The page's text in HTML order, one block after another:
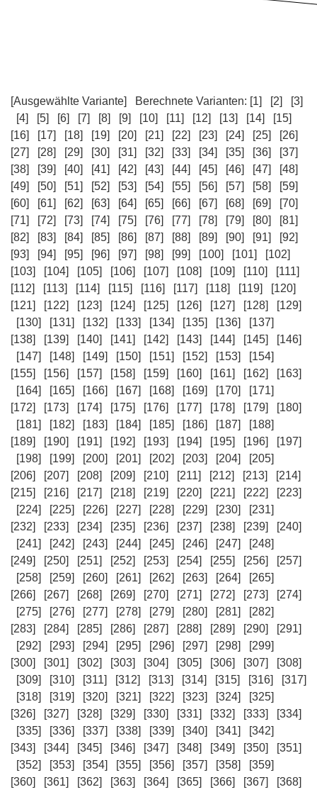
[Ausgewählte Variante] Berechnete Varianten: [1] [2]
[3]
[4]
[5] [6] [7] [8] [9] [10] [11] [12] [13] [14]
[15]
[16]
[17] [18] [19] [20] [21] [22] [23] [24] [25]
[26]
[27]
[28] [29] [30] [31] [32] [33] [34] [35] [36]
[37]
[38]
[39] [40] [41] [42] [43] [44] [45] [46] [47]
[48]
[49]
[50] [51] [52] [53] [54] [55] [56] [57] [58]
[59]
[60]
[61] [62] [63] [64] [65] [66] [67] [68] [69]
[70]
[71]
[72] [73] [74] [75] [76] [77] [78] [79] [80]
[81]
[82]
[83] [84] [85] [86] [87] [88] [89] [90] [91]
[92]
[93]
[94] [95] [96] [97] [98] [99] [100] [101]
[102]
[103]
[104] [105] [106] [107] [108] [109] [110]
[111]
[112]
[113] [114] [115] [116] [117] [118] [119]
[120]
[121]
[122] [123] [124] [125] [126] [127] [128]
[129]
[130]
[131] [132] [133] [134] [135] [136]
[137]
[138]
[139] [140] [141] [142] [143] [144] [145]
[146]
[147]
[148] [149] [150] [151] [152] [153]
[154]
[155]
[156] [157] [158] [159] [160] [161] [162]
[163]
[164]
[165] [166] [167] [168] [169] [170]
[171]
[172]
[173] [174] [175] [176] [177] [178] [179]
[180]
[181]
[182] [183] [184] [185] [186] [187]
[188]
[189]
[190] [191] [192] [193] [194] [195] [196]
[197]
[198]
[199] [200] [201] [202] [203] [204]
[205]
[206]
[207] [208] [209] [210] [211] [212] [213]
[214]
[215]
[216] [217] [218] [219] [220] [221] [222]
[223]
[224]
[225] [226] [227] [228] [229] [230]
[231]
[232]
[233] [234] [235] [236] [237] [238] [239]
[240]
[241]
[242] [243] [244] [245] [246] [247]
[248]
[249]
[250] [251] [252] [253] [254] [255] [256]
[257]
[258]
[259] [260] [261] [262] [263] [264]
[265]
[266]
[267] [268] [269] [270] [271] [272] [273]
[274]
[275]
[276] [277] [278] [279] [280] [281]
[282]
[283]
[284] [285] [286] [287] [288] [289] [290]
[291]
[292]
[293] [294] [295] [296] [297] [298]
[299]
[300]
[301] [302] [303] [304] [305] [306] [307]
[308]
[309]
[310] [311] [312] [313] [314] [315] [316]
[317]
[318]
[319] [320] [321] [322] [323] [324]
[325]
[326]
[327] [328] [329] [330] [331] [332] [333]
[334]
[335]
[336] [337] [338] [339] [340] [341]
[342]
[343]
[344] [345] [346] [347] [348] [349] [350]
[351]
[352]
[353] [354] [355] [356] [357] [358]
[359]
[360]
[361] [362] [363] [364] [365] [366] [367]
[368]